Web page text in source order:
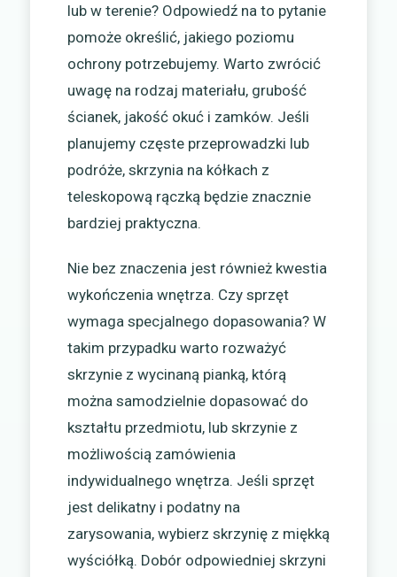
lub w terenie? Odpowiedź na to pytanie
pomoże określić, jakiego poziomu
ochrony potrzebujemy. Warto zwrócić
uwagę na rodzaj materiału, grubość
ścianek, jakość okuć i zamków. Jeśli
planujemy częste przeprowadzki lub
podróże, skrzynia na kółkach z
teleskopową rączką będzie znacznie
bardziej praktyczna.
Nie bez znaczenia jest również kwestia
wykończenia wnętrza. Czy sprzęt
wymaga specjalnego dopasowania? W
takim przypadku warto rozważyć
skrzynie z wycinaną pianką, którą
można samodzielnie dopasować do
kształtu przedmiotu, lub skrzynie z
możliwością zamówienia
indywidualnego wnętrza. Jeśli sprzęt
jest delikatny i podatny na
zarysowania, wybierz skrzynię z miękką
wyściółką. Dobór odpowiedniej skrzyni